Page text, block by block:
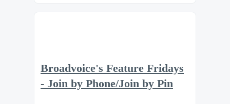
Broadvoice's Feature Fridays
- Join by Phone/Join by Pin